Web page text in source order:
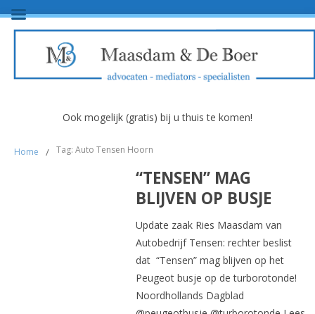
Ook mogelijk (gratis) bij u thuis te komen!
Home / Tag: Auto Tensen Hoorn
“TENSEN” MAG
BLIJVEN OP BUSJE
Update zaak Ries Maasdam van
Autobedrijf Tensen: rechter beslist
dat “Tensen” mag blijven op het
Peugeot busje op de turborotonde!
Noordhollands Dagblad